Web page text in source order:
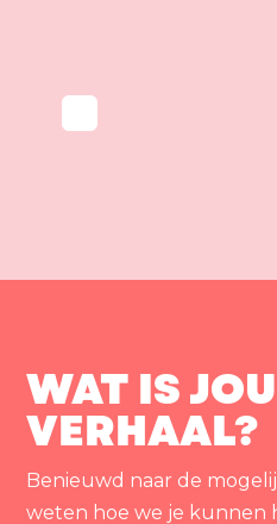
WAT IS
VERHAAL?
Benieuwd naar de
weten hoe we je kunnen